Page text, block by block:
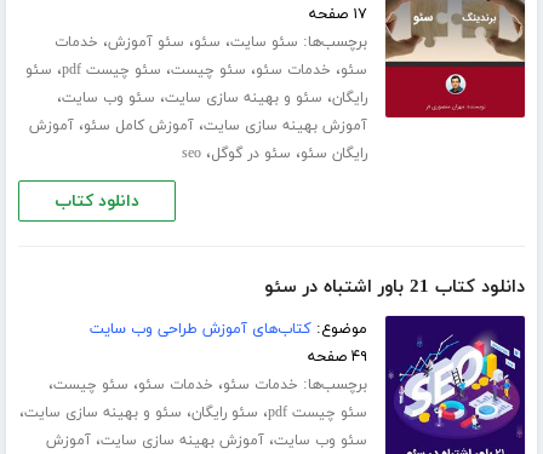
۱۷ صفحه
برچسب‌ها: سئو سایت، سئو، سئو آموزش، خدمات
سئو، خدمات سئو، سئو چیست، سئو چیست pdf ، سئو
رایگان، سئو و بهینه سازی سایت، سئو وب سایت،
آموزش بهینه سازی سایت،آموزش کامل سئو،آموزش
رایگان سئو، سئو در گوگل،seo
دانلود کتاب
دانلود کتاب 21 باور اشتباه در سئو
موضوع:کتاب‌های آموزش طراحی وب سایت
۴۹ صفحه
برچسب‌ها: خدمات سئو، خدمات سئو، سئو چیست،
سئو چیست pdf ، سئو رایگان، سئو و بهینه سازی سایت،
سئو وب سایت،آموزش بهینه سازی سایت،آموزش